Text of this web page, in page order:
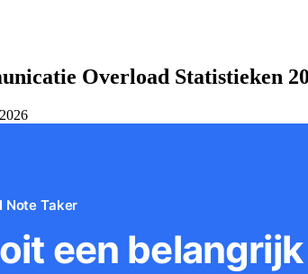
Overload Statistieken
Note Taker
een